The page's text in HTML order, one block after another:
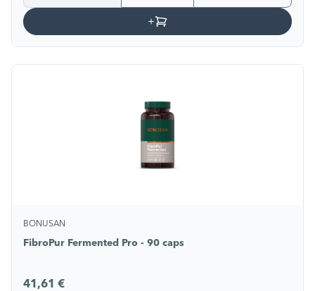
BONUSAN
FibroPur Fermented Pro - 90 caps
41,61 €